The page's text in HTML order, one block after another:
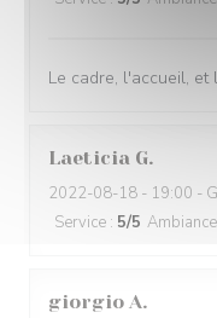
Le cadre, l'accueil,
Laeticia G
2022-08-18 - 19:00 -
Service : 5/5 Ambiance
giorgio A